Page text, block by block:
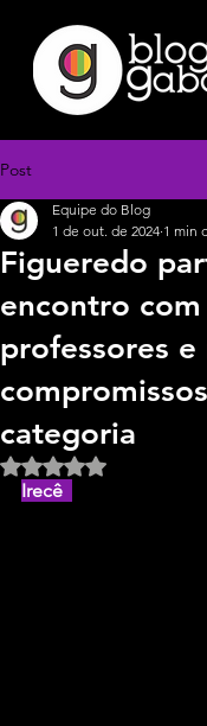
Post
Figueredo
encontro com
professores e
categoria
Equipe do Blog
1 de out. de 2024 1 min
Avaliado com NaN
Irecê